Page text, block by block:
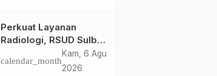
Perkuat Layanan
Radiologi, RSUD Sulbar
Sambut Kembali dr. Iis
Imelda, Sp.Rad
calendar_month
Kam, 6 Agu
2026